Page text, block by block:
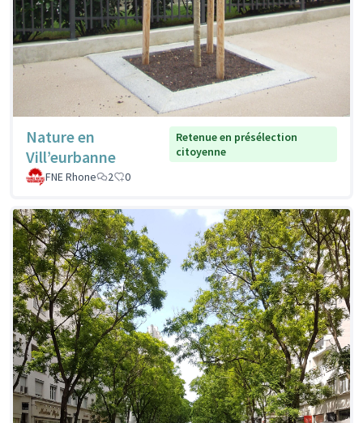
Nature en
Vill’eurbanne
Retenue en présélection
citoyenne
FNE Rhone
2 0